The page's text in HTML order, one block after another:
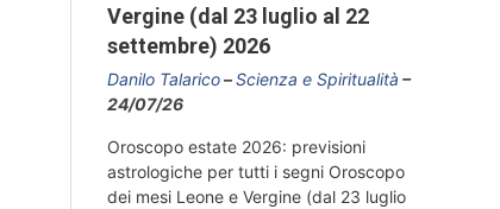
Vergine (dal 23 luglio al 22
settembre) 2026
Danilo Talarico
Scienza e Spiritualità
24/07/26
Oroscopo estate 2026: previsioni
astrologiche per tutti i segni Oroscopo
dei mesi Leone e Vergine (dal 23 luglio